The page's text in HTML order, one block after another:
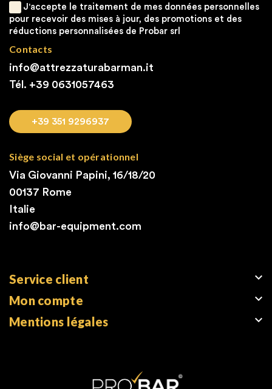
J'accepte le traitement de mes données personnelles
pour recevoir des mises à jour, des promotions et des
réductions personnalisées de Probar srl
Contacts
info@attrezzaturabarman.it
Tél. +39 0631057463
+39 351 9296937
Siège social et opérationnel
Via Giovanni Papini, 16/18/20
00137 Rome
Italie
info@bar-equipment.com
Service client

Mon compte

Mentions légales
